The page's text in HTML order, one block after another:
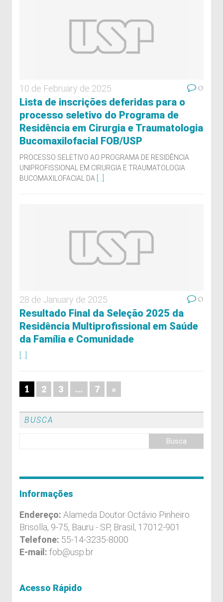
10 de February de 2025 0
Lista de inscrições deferidas para o
processo seletivo do Programa de
Residência em Cirurgia e Traumatologia
Bucomaxilofacial FOB/USP
PROCESSO SELETIVO AO PROGRAMA DE RESIDÊNCIA
UNIPROFISSIONAL EM CIRURGIA E TRAUMATOLOGIA
BUCOMAXILOFACIAL DA
28 de January de 2025 0
Resultado Final da Seleção 2025 da
Residência Multiprofissional em Saúde
da Família e Comunidade
1 2 3 … 7 »
BUSCA
Informações
Endereço: Alameda Doutor Octávio Pinheiro
Brisolla, 9-75, Bauru - SP, Brasil, 17012-901
Telefone: 55-14-3235-8000
E-mail: fob@usp.br
Acesso Rápido